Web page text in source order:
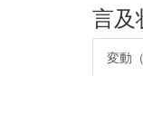
言及
変動